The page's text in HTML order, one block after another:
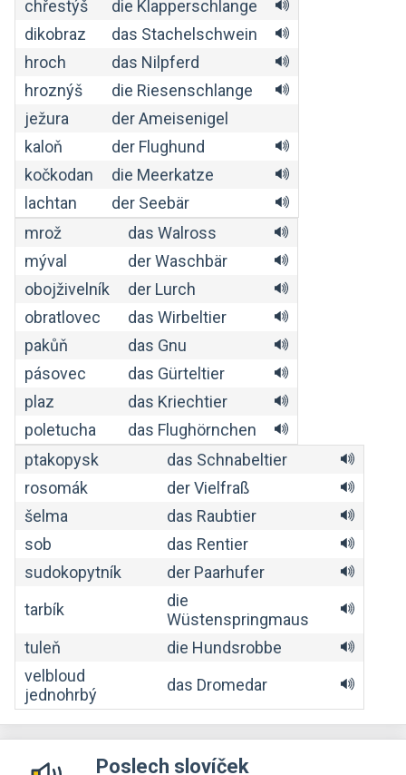
chřestýš
die Klapperschlange
dikobraz
das Stachelschwein
hroch
das Nilpferd
hroznýš
die Riesenschlange
ježura
der Ameisenigel
kaloň
der Flughund
kočkodan
die Meerkatze
lachtan
der Seebär
mrož
das Walross
mýval
der Waschbär
obojživelník
der Lurch
obratlovec
das Wirbeltier
pakůň
das Gnu
pásovec
das Gürteltier
plaz
das Kriechtier
poletucha
das Flughörnchen
ptakopysk
das Schnabeltier
rosomák
der Vielfraß
šelma
das Raubtier
sob
das Rentier
sudokopytník
der Paarhufer
tarbík
die
Wüstenspringmaus
tuleň
die Hundsrobbe
velbloud
jednohrbý
das Dromedar
Poslech slovíček